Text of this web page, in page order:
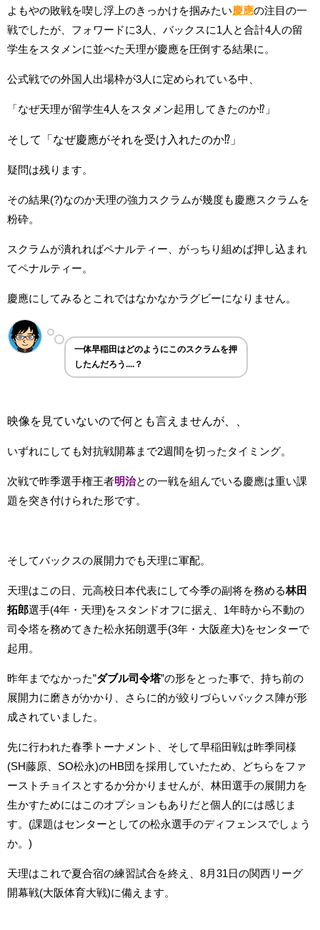
よもやの敗戦を喫し浮上のきっかけを掴みたい 慶應の注目の一
戦でしたが、フォワードに3人、バックスに1人と合計4人の留
学生をスタメンに並べた天理が慶應を圧倒する結果に。
公式戦での外国人出場枠が3人に定められている中、
「なぜ天理が留学生4人をスタメン起用してきたのか⁉」
そして「なぜ慶應がそれを受け入れたのか⁉」
疑問は残ります。
その結果(?)なのか天理の強力スクラムが幾度も慶應スクラムを
粉砕。
スクラムが潰れればペナルティー、がっちり組めば押し込まれ
てペナルティー。
慶應にしてみるとこれではなかなかラグビーになりません。
一体早稲田はどのようにこのスクラムを押
したんだろう....？
映像を見ていないので何とも言えませんが、、
いずれにしても対抗戦開幕まで2週間を切ったタイミング。
次戦で昨季選手権王者明治との一戦を組んでいる慶應は重い課
題を突き付けられた形です。
そしてバックスの展開力でも天理に軍配。
天理はこの日、元高校日本代表にして今季の副将を務める林田
拓郎選手(4年・天理)をスタンドオフに据え、1年時から不動の
司令塔を務めてきた松永拓朗選手(3年・大阪産大)をセンターで
起用。
昨年までなかった”ダブル司令塔”の形をとった事で、持ち前の
展開力に磨きがかかり、さらに的が絞りづらいバックス陣が形
成されていました。
先に行われた春季トーナメント、そして早稲田戦は昨季同様
(SH藤原、SO松永)のHB団を採用していたため、どちらをファ
ーストチョイスとするか分かりませんが、林田選手の展開力を
生かすためにはこのオプションもありだと個人的には感じま
す。(課題はセンターとしての松永選手のディフェンスでしょう
か。)
天理はこれで夏合宿の練習試合を終え、8月31日の関西リーグ
開幕戦(大阪体育大戦)に備えます。